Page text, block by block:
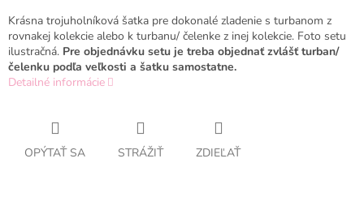
Krásna trojuholníková šatka pre dokonalé zladenie s turbanom z
rovnakej kolekcie alebo k turbanu/ čelenke z inej kolekcie. Foto setu
ilustračná. Pre objednávku setu je treba objednať zvlášť turban/
čelenku podľa veľkosti a šatku samostatne.
Detailné informácie
OPÝTAŤ SA STRÁŽIŤ ZDIEĽAŤ